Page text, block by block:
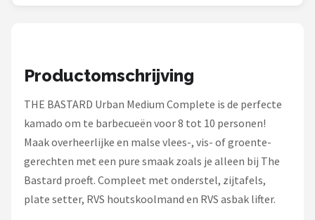
Productomschrijving
THE BASTARD Urban Medium Complete is de perfecte
kamado om te barbecueën voor 8 tot 10 personen!
Maak overheerlijke en malse vlees-, vis- of groente-
gerechten met een pure smaak zoals je alleen bij The
Bastard proeft. Compleet met onderstel, zijtafels,
plate setter, RVS houtskoolmand en RVS asbak lifter.